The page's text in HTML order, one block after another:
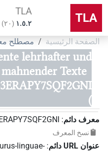
TLA
TLA
۱.٥.٢ (٢٠)
الصفحة الرئيسية مصطلح
lehrhafter und
mahnender Texte
)
معرف دائم:
نسخ المعرف
عنوان‏ ‏URL‏ دائم :
linguae-